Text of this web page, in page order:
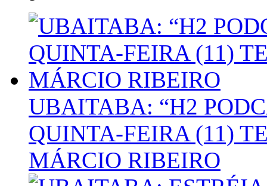
UBAITABA: “H2
QUINTA-FEIRA (11)
MÁRCIO RIBEIRO